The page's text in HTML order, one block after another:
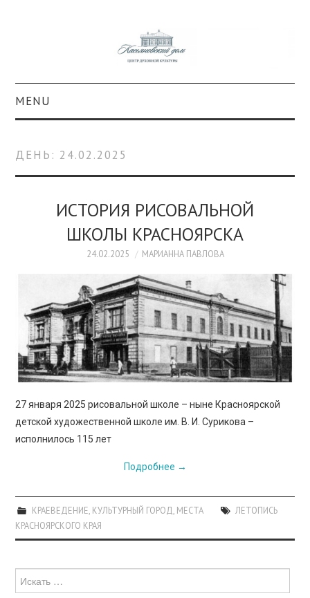
MENU
КОЛЛЕКЦИИ
#КАСДОМ
КУЛЬТУРА
ПРОСВЕЩЕНИЕ
ДЕНЬ: 24.02.2025
ИСТОРИЯ РИСОВАЛЬНОЙ
ШКОЛЫ КРАСНОЯРСКА
24.02.2025 МАРИАННА ПАВЛОВА
27 января 2025 рисовальной школе – ныне Красноярской
детской художественной школе им. В. И. Сурикова –
исполнилось 115 лет
Подробнее →
КРАЕВЕДЕНИЕ, КУЛЬТУРНЫЙ ГОРОД, МЕСТА
ЛЕТОПИСЬ
КРАСНОЯРСКОГО КРАЯ
для: